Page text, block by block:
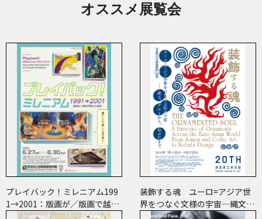
オススメ展覧会
プレイバック！ミレニアム199
1→2001：版画が／版画で越え
た境界
装飾する魂 ユーロ=アジア世
界をつなぐ文様の宇宙―縄文、
ケルトから、ねぶたまで